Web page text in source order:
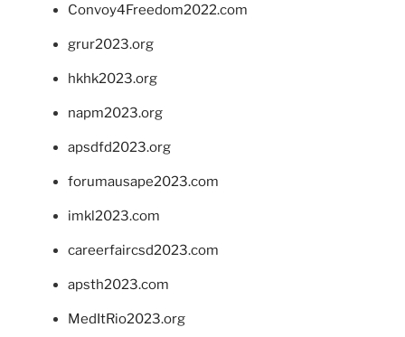
Convoy4Freedom2022.com
grur2023.org
hkhk2023.org
napm2023.org
apsdfd2023.org
forumausape2023.com
imkl2023.com
careerfaircsd2023.com
apsth2023.com
MedItRio2023.org